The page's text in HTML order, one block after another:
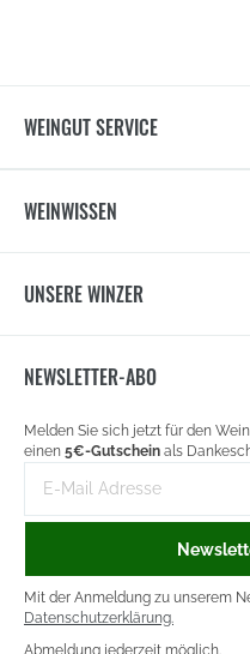
WEINGUT SERVICE
WEINWISSEN
UNSERE WINZER
NEWSLETTER-ABO
signup
Melden Sie sich jetzt für den
einen 5€-Gutschein als
Mail-
Adresse
Mit der Anmeldung zu unserem
Datenschutzerklärung.
Abmeldung jederzeit möglich.